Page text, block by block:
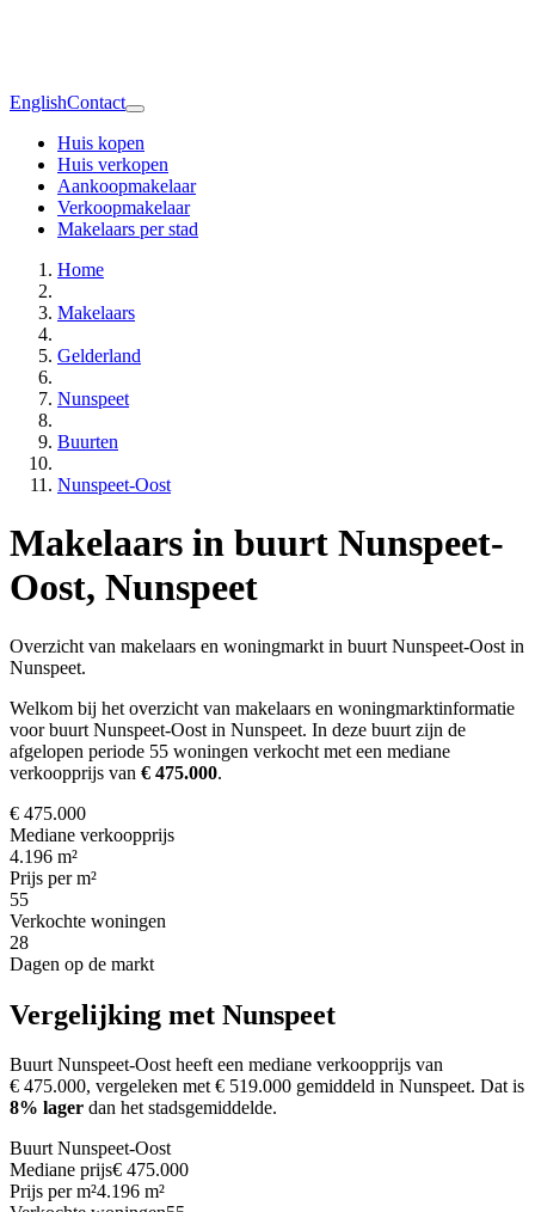
EnglishContact
Huis kopen
Huis verkopen
Aankoopmakelaar
Verkoopmakelaar
Makelaars per stad
Home
Makelaars
Gelderland
Nunspeet
Buurten
Nunspeet-Oost
Makelaars in buurt Nunspeet-
Oost, Nunspeet
Overzicht van makelaars en woningmarkt in buurt Nunspeet-Oost in
Nunspeet.
Welkom bij het overzicht van makelaars en woningmarktinformatie
voor buurt Nunspeet-Oost in Nunspeet. In deze buurt zijn de
afgelopen periode 55 woningen verkocht met een mediane
verkoopprijs van € 475.000.
€ 475.000
Mediane verkoopprijs
4.196 m²
Prijs per m²
55
Verkochte woningen
28
Dagen op de markt
Vergelijking met Nunspeet
Buurt Nunspeet-Oost heeft een mediane verkoopprijs van
€ 475.000, vergeleken met € 519.000 gemiddeld in Nunspeet. Dat is
8% lager dan het stadsgemiddelde.
Buurt Nunspeet-Oost
Mediane prijs€ 475.000
Prijs per m²4.196 m²